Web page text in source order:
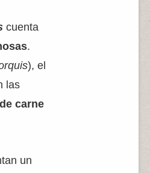
cuenta
.
), el
las
carne
un